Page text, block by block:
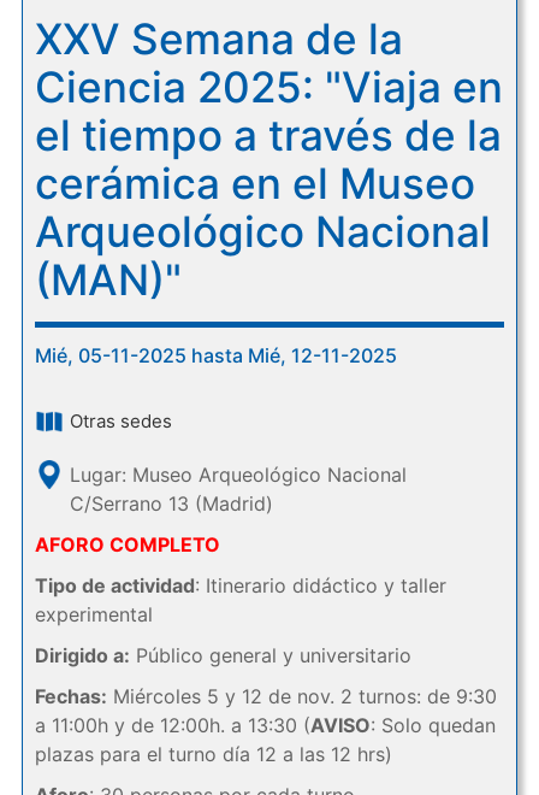
XXV Semana de la
Ciencia 2025: "Viaja en
el tiempo a través de la
cerámica en el Museo
Arqueológico Nacional
(MAN)"
Mié, 05-11-2025 hasta Mié, 12-11-2025
Otras sedes
Lugar: Museo Arqueológico Nacional
C/Serrano 13 (Madrid)
AFORO COMPLETO
Tipo de actividad: Itinerario didáctico y taller
experimental
Dirigido a: Público general y universitario
Fechas: Miércoles 5 y 12 de nov. 2 turnos: de 9:30
a 11:00h y de 12:00h. a 13:30 (AVISO: Solo quedan
plazas para el turno día 12 a las 12 hrs)